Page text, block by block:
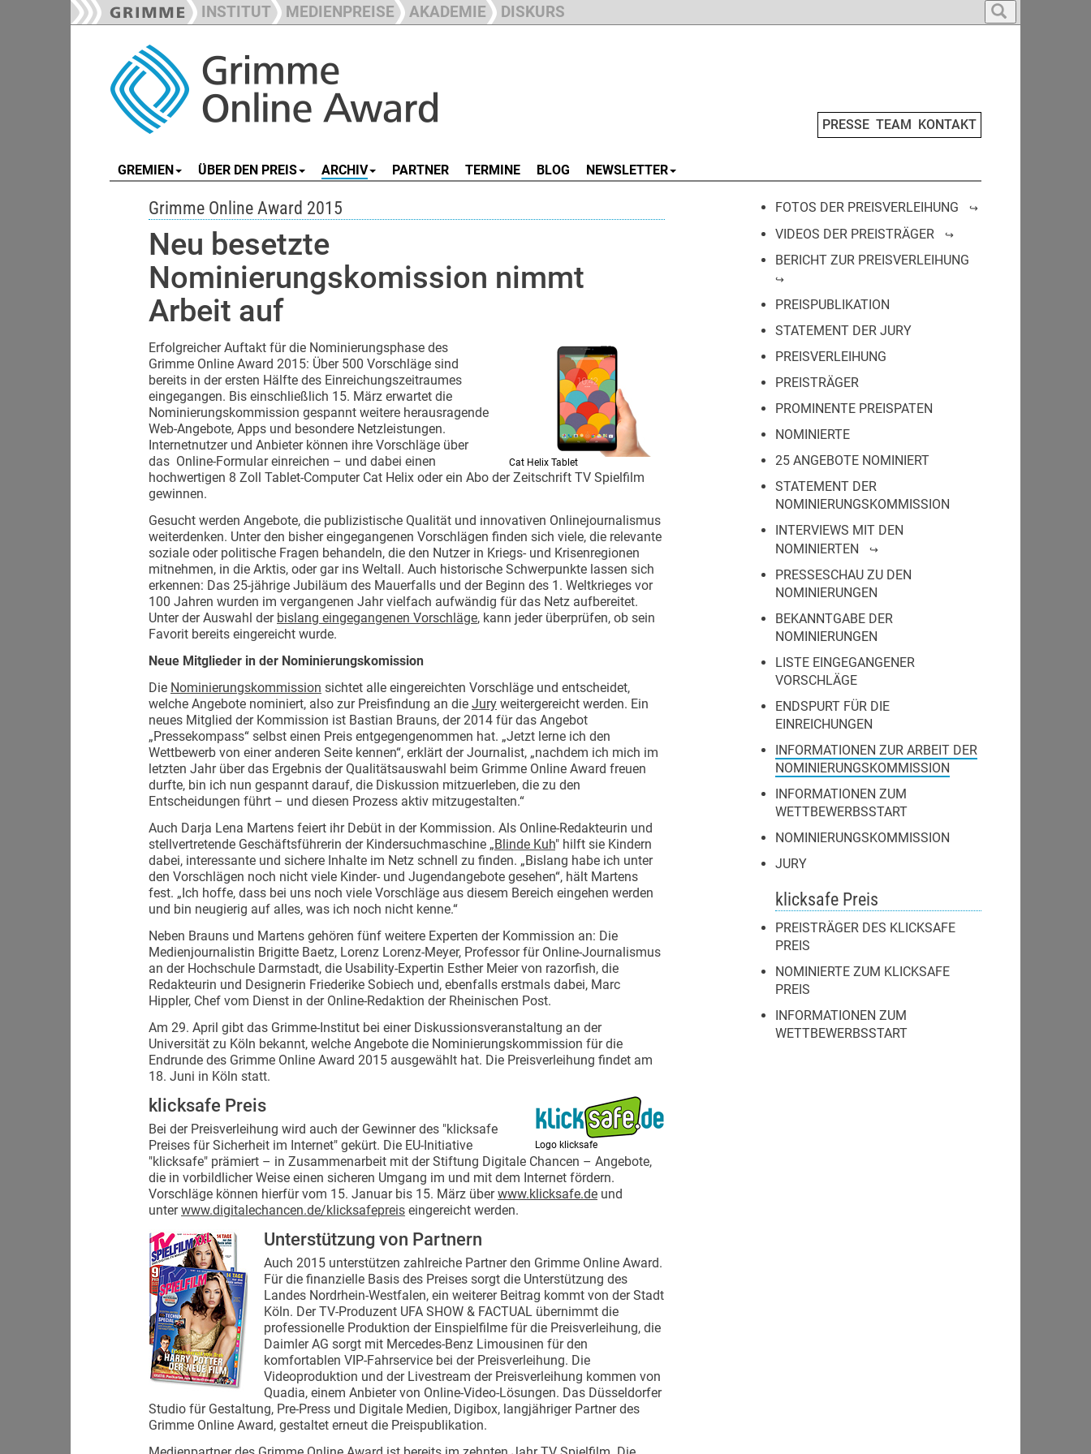
INSTITUT MEDIENPREISE AKADEMIE DISKURS
PRESSE TEAM KONTAKT
GREMIEN ÜBER DEN PREIS ARCHIV PARTNER TERMINE BLOG NEWSLETTER
Grimme Online Award 2015
Neu besetzte
Nominierungskomission nimmt
Arbeit auf
Erfolgreicher Auftakt für die
Cat Helix Tablet
Nominierungsphase des
Grimme Online Award 2015: Über 500 Vorschläge sind
bereits in der ersten Hälfte des Einreichungszeitraumes
eingegangen. Bis einschließlich 15. März erwartet die
Nominierungskommission gespannt weitere herausragende
Web-Angebote, Apps und besondere Netzleistungen.
Internetnutzer und Anbieter können ihre Vorschläge über
das Online-Formular einreichen – und dabei einen
hochwertigen 8 Zoll Tablet-Computer Cat Helix oder ein Abo der Zeitschrift TV Spielfilm
gewinnen.
Gesucht werden Angebote, die publizistische Qualität und innovativen Onlinejournalismus
weiterdenken. Unter den bisher eingegangenen Vorschlägen finden sich viele, die relevante
soziale oder politische Fragen behandeln, die den Nutzer in Kriegs- und Krisenregionen
mitnehmen, in die Arktis, oder gar ins Weltall. Auch historische Schwerpunkte lassen sich
erkennen: Das 25-jährige Jubiläum des Mauerfalls und der Beginn des 1. Weltkrieges vor
100 Jahren wurden im vergangenen Jahr vielfach aufwändig für das Netz aufbereitet.
Unter der Auswahl der bislang eingegangenen Vorschläge, kann jeder überprüfen, ob sein
Favorit bereits eingereicht wurde.
Neue Mitglieder in der Nominierungskomission
Die Nominierungskommission sichtet alle eingereichten Vorschläge und entscheidet,
welche Angebote nominiert, also zur Preisfindung an die Jury weitergereicht werden. Ein
neues Mitglied der Kommission ist Bastian Brauns, der 2014 für das Angebot
„Pressekompass“ selbst einen Preis entgegengenommen hat. „Jetzt lerne ich den
Wettbewerb von einer anderen Seite kennen“, erklärt der Journalist, „nachdem ich mich im
letzten Jahr über das Ergebnis der Qualitätsauswahl beim Grimme Online Award freuen
durfte, bin ich nun gespannt darauf, die Diskussion mitzuerleben, die zu den
Entscheidungen führt – und diesen Prozess aktiv mitzugestalten.“
Auch Darja Lena Martens feiert ihr Debüt in der Kommission. Als Online-Redakteurin und
stellvertretende Geschäftsführerin der Kindersuchmaschine „Blinde Kuh" hilft sie Kindern
dabei, interessante und sichere Inhalte im Netz schnell zu finden. „Bislang habe ich unter
den Vorschlägen noch nicht viele Kinder- und Jugendangebote gesehen“, hält Martens
fest. „Ich hoffe, dass bei uns noch viele Vorschläge aus diesem Bereich eingehen werden
und bin neugierig auf alles, was ich noch nicht kenne.“
Neben Brauns und Martens gehören fünf weitere Experten der Kommission an: Die
Medienjournalistin Brigitte Baetz, Lorenz Lorenz-Meyer, Professor für Online-Journalismus
an der Hochschule Darmstadt, die Usability-Expertin Esther Meier von razorfish, die
Redakteurin und Designerin Friederike Sobiech und, ebenfalls erstmals dabei, Marc
Hippler, Chef vom Dienst in der Online-Redaktion der Rheinischen Post.
Am 29. April gibt das Grimme-Institut bei einer Diskussionsveranstaltung an der
Universität zu Köln bekannt, welche Angebote die Nominierungskommission für die
Endrunde des Grimme Online Award 2015 ausgewählt hat. Die Preisverleihung findet am
18. Juni in Köln statt.
klicksafe Preis
Logo klicksafe
Bei der Preisverleihung wird auch der Gewinner des "klicksafe
Preises für Sicherheit im Internet" gekürt. Die EU-Initiative
"klicksafe" prämiert – in Zusammenarbeit mit der Stiftung Digitale Chancen – Angebote,
die in vorbildlicher Weise einen sicheren Umgang im und mit dem Internet fördern.
Vorschläge können hierfür vom 15. Januar bis 15. März überwww.klicksafe.de und
unterwww.digitalechancen.de/klicksafepreis eingereicht werden.
Unterstützung von Partnern
Auch 2015 unterstützen zahlreiche Partner den Grimme Online Award.
Für die finanzielle Basis des Preises sorgt die Unterstützung des
Landes Nordrhein-Westfalen, ein weiterer Beitrag kommt von der Stadt
Köln. Der TV-Produzent UFA SHOW & FACTUAL übernimmt die
professionelle Produktion der Einspielfilme für die Preisverleihung, die
Daimler AG sorgt mit Mercedes-Benz Limousinen für den
komfortablen VIP-Fahrservice bei der Preisverleihung. Die
Videoproduktion und der Livestream der Preisverleihung kommen von
Quadia, einem Anbieter von Online-Video-Lösungen. Das Düsseldorfer
Studio für Gestaltung, Pre-Press und Digitale Medien, Digibox, langjähriger Partner des
Grimme Online Award, gestaltet erneut die Preispublikation.
FOTOS DER PREISVERLEIHUNG
VIDEOS DER PREISTRÄGER
BERICHT ZUR PREISVERLEIHUNG
PREISPUBLIKATION
STATEMENT DER JURY
PREISVERLEIHUNG
PREISTRÄGER
PROMINENTE PREISPATEN
NOMINIERTE
25 ANGEBOTE NOMINIERT
STATEMENT DER
NOMINIERUNGSKOMMISSION
INTERVIEWS MIT DEN
NOMINIERTEN
PRESSESCHAU ZU DEN
NOMINIERUNGEN
BEKANNTGABE DER
NOMINIERUNGEN
LISTE EINGEGANGENER
VORSCHLÄGE
ENDSPURT FÜR DIE
EINREICHUNGEN
INFORMATIONEN ZUR ARBEIT DER
NOMINIERUNGSKOMMISSION
INFORMATIONEN ZUM
WETTBEWERBSSTART
NOMINIERUNGSKOMMISSION
JURY
klicksafe Preis
PREISTRÄGER DES KLICKSAFE
PREIS
NOMINIERTE ZUM KLICKSAFE
PREIS
INFORMATIONEN ZUM
WETTBEWERBSSTART